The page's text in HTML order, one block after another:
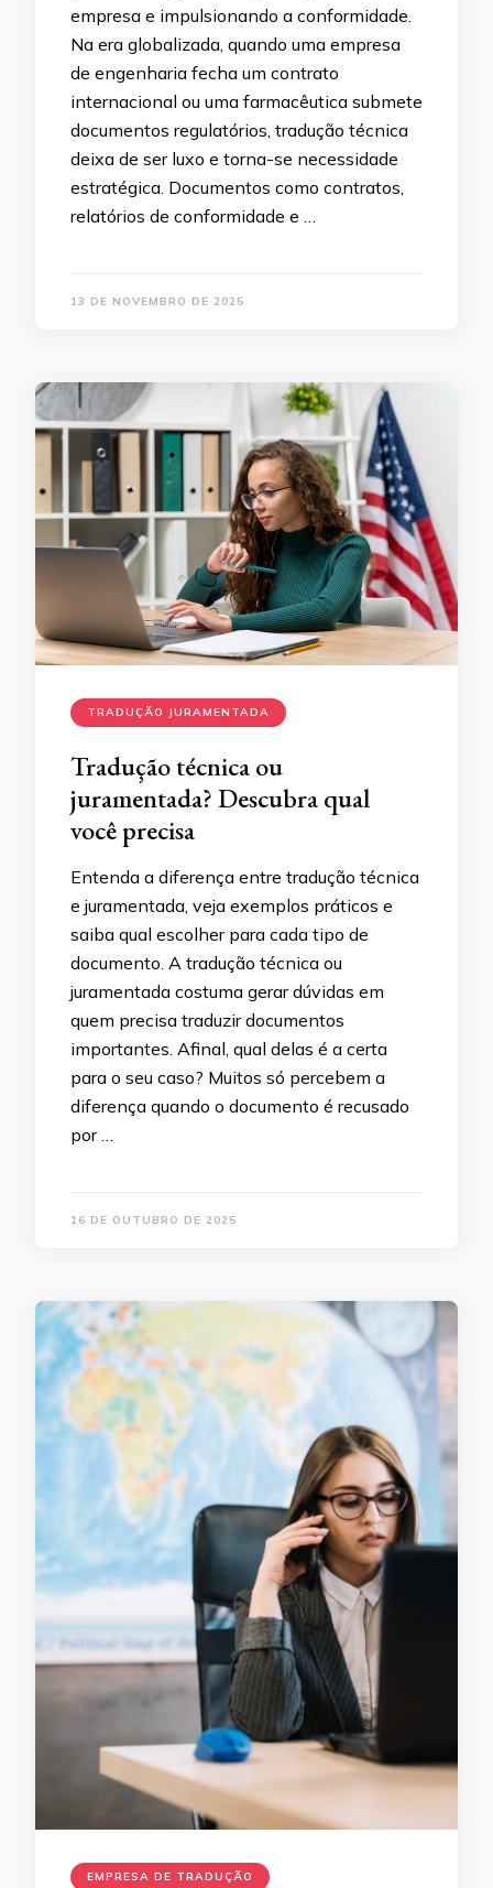
empresa e impulsionando a conformidade.
Na era globalizada, quando uma empresa
de engenharia fecha um contrato
internacional ou uma farmacêutica submete
documentos regulatórios, tradução técnica
deixa de ser luxo e torna-se necessidade
estratégica. Documentos como contratos,
relatórios de conformidade e …
13 DE NOVEMBRO DE 2025
TRADUÇÃO JURAMENTADA
Tradução técnica ou
juramentada? Descubra qual
você precisa
Entenda a diferença entre tradução técnica
e juramentada, veja exemplos práticos e
saiba qual escolher para cada tipo de
documento. A tradução técnica ou
juramentada costuma gerar dúvidas em
quem precisa traduzir documentos
importantes. Afinal, qual delas é a certa
para o seu caso? Muitos só percebem a
diferença quando o documento é recusado
por …
16 DE OUTUBRO DE 2025
EMPRESA DE TRADUÇÃO